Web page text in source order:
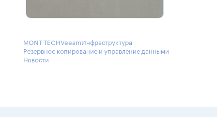
MONT TECHVeeamИнфраструктура
Резервное копирование и управление данными
Новости